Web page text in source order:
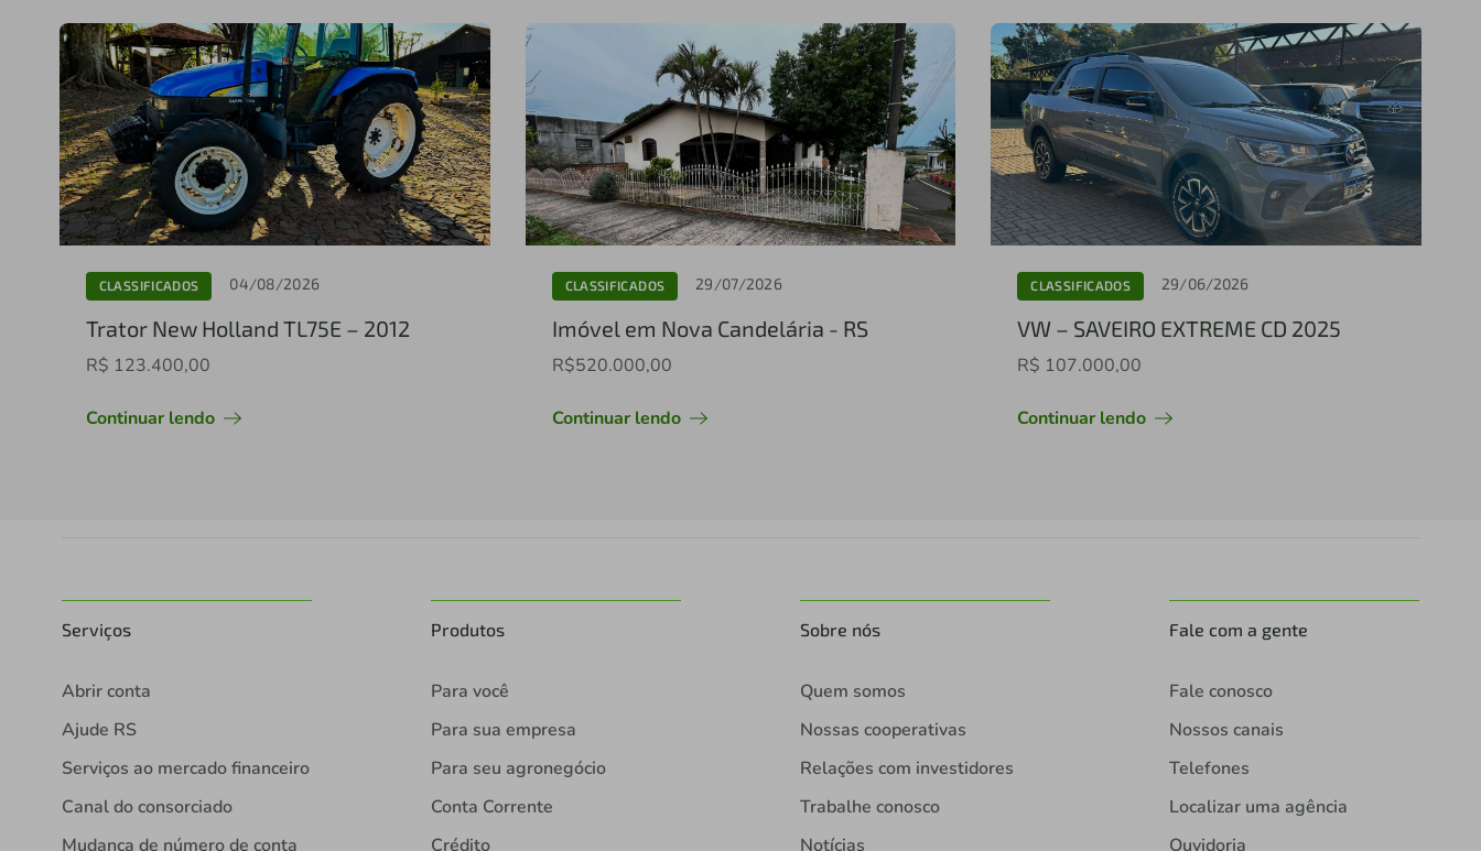
CLASSIFICADOS 04/08/2026
Trator New Holland TL75E – 2012
R$ 123.400,00
Continuar lendo
CLASSIFICADOS 29/07/2026
Imóvel em Nova Candelária - RS
R$520.000,00
Continuar lendo
CLASSIFICADOS 29/06/2026
VW – SAVEIRO EXTREME CD 2025
R$ 107.000,00
Continuar lendo
Serviços
Abrir conta
Ajude RS
Serviços ao mercado financeiro
Canal do consorciado
Mudança de número de conta
Produtos
Para você
Para sua empresa
Para seu agronegócio
Conta Corrente
Crédito
Sobre nós
Quem somos
Nossas cooperativas
Relações com investidores
Trabalhe conosco
Notícias
Fale com a gente
Fale conosco
Nossos canais
Telefones
Localizar uma agência
Ouvidoria